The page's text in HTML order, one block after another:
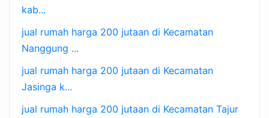
kab...
jual rumah harga 200 jutaan di Kecamatan
Nanggung ...
jual rumah harga 200 jutaan di Kecamatan
Jasinga k...
jual rumah harga 200 jutaan di Kecamatan Tajur